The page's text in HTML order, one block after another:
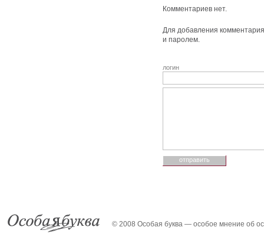
Комментариев нет.
Для добавления
и паролем.
логин
© 2008 Особая буква — особое мнение об